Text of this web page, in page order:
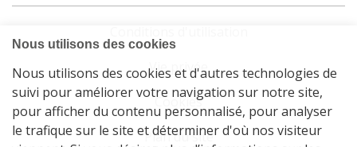
Vie privée
Cookies
Plan du site